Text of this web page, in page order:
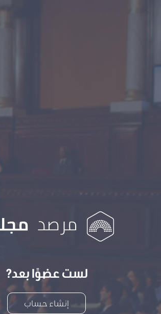
لست عضوًا بعد?
إنشاء حساب